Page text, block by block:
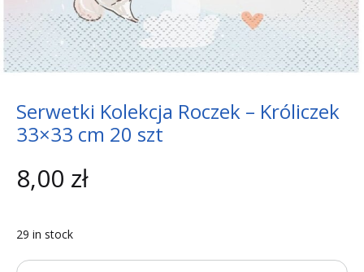
Serwetki Kolekcja Roczek – Króliczek
33×33 cm 20 szt
8,00 zł
29 in stock